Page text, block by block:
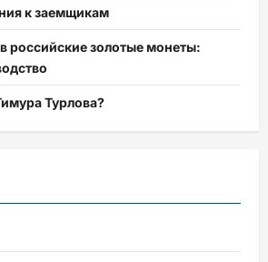
к заемщикам
российские золотые монеты:
Турлова?